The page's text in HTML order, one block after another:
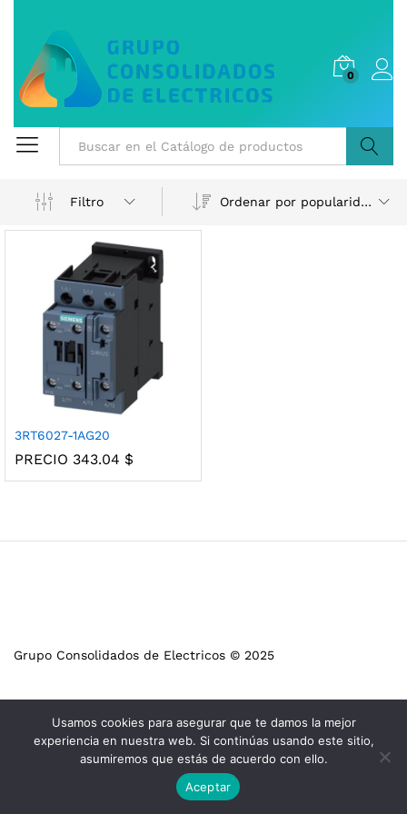
0
Filtro
Ordenar por popularidad
3RT6027-1AG20
PRECIO 343.04 $
Grupo Consolidados de Electricos © 2025
Usamos cookies para asegurar que te damos la mejor
experiencia en nuestra web. Si continúas usando este sitio,
asumiremos que estás de acuerdo con ello.
Aceptar